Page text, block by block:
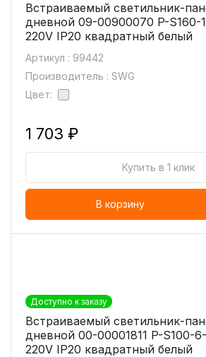
Встраиваемый светильник-
дневной 09-00900070 P-S160-
220V IP20 квадратный белый
Артикул : 99442
Производитель : SWG
Цвет:
1 703 ₽
Купить в 1 клик
В корзину
Доступно к заказу
Встраиваемый светильник-
дневной 00-00001811 P-S100-
220V IP20 квадратный белый